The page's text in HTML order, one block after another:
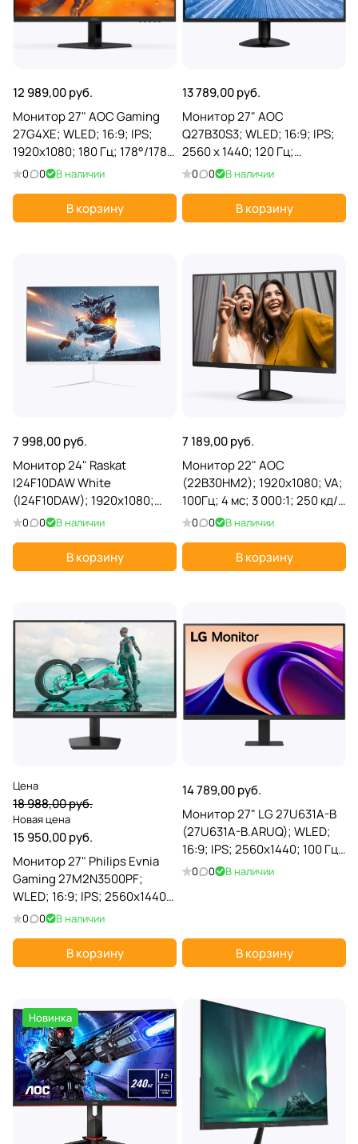
12 989,00 руб.
Монитор 27" AOC Gaming
27G4XE; WLED; 16:9; IPS;
1920x1080; 180 Гц; 178°/178°;
300 кд/м²; 1 мс; 1 000:1;
0 0 В наличии
В корзину
13 789,00 руб.
Монитор 27" AOC
Q27B30S3; WLED; 16:9; IPS;
2560 х 1440; 120 Гц;
178°/178°; 300 кд/м²; 4 мс; 1
0 0 В наличии
В корзину
7 998,00 руб.
Монитор 24" Raskat
I24F10DAW White
(I24F10DAW); 1920x1080;
IPS; 100 Гц; 5 мс; 1 000:1; 250
0 0 В наличии
В корзину
7 189,00 руб.
Монитор 22" AOC
(22B30HM2); 1920x1080; VA;
100Гц; 4 мс; 3 000:1; 250 кд/
м²; 178°/178°; 1xHDMI,
0 0 В наличии
В корзину
Цена
18 988,00 руб.
Новая цена
15 950,00 руб.
Монитор 27" Philips Evnia
Gaming 27M2N3500PF;
WLED; 16:9; IPS; 2560x1440;
260 Гц; 178°/178°; 300 кд/м²;
0 0 В наличии
В корзину
14 789,00 руб.
Монитор 27" LG 27U631A-B
(27U631A-B.ARUQ); WLED;
16:9; IPS; 2560х1440; 100 Гц;
178°/178°; 250 кд/м²; 4 мс; 1
0 0 В наличии
В корзину
Новинка